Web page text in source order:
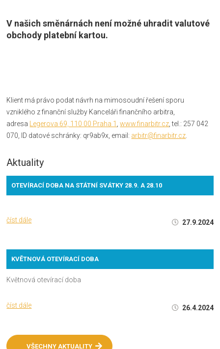
V našich směnárnách není možné uhradit valutové
obchody platební kartou.
Klient má právo podat návrh na mimosoudní řešení sporu
vzniklého z finanční služby Kanceláři finančního arbitra,
adresa
Legerova 69, 110 00 Praha 1 ,www.finarbitr.cz , tel.: 257 042
070, ID datové schránky: qr9ab9x, email: arbitr@finarbitr.cz
Aktuality
OTEVÍRACÍ DOBA NA STÁTNÍ SVÁTKY 28.9. A 28.10
číst dále 27.9.2024
KVĚTNOVÁ OTEVÍRACÍ DOBA
Květnová otevírací doba
číst dále 26.4.2024
VŠECHNY AKTUALITY